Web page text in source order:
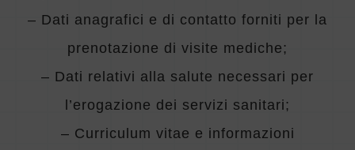
– Dati anagrafici e di contatto forniti per la
prenotazione di visite mediche;
– Dati relativi alla salute necessari per
l’erogazione dei servizi sanitari;
– Curriculum vitae e informazioni